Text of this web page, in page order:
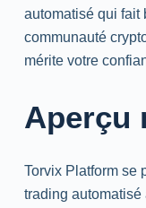
automatisé qui fait
communauté
mérite votre
Aperçu
Torvix Platform se
trading